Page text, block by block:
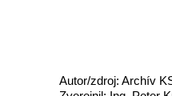
Autor/zdroj: Archív